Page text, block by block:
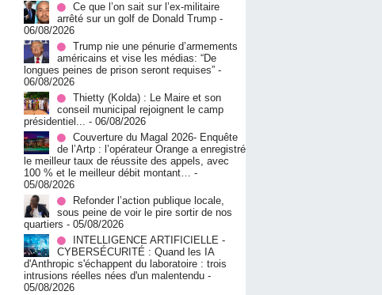
Ce que l’on sait sur l’ex-militaire
arrêté sur un golf de Donald Trump -
06/08/2026
Trump nie une pénurie d’armements
américains et vise les médias: “De
longues peines de prison seront requises” -
06/08/2026
‎Thietty (Kolda) : Le Maire et son
conseil municipal rejoignent le camp
présidentiel... - 06/08/2026
Couverture du Magal 2026- Enquête
de l’Artp : l’opérateur Orange a enregistré
le meilleur taux de réussite des appels, avec
100 % et le meilleur débit montant… -
05/08/2026
Refonder l’action publique locale,
sous peine de voir le pire sortir de nos
quartiers - 05/08/2026
INTELLIGENCE ARTIFICIELLE -
CYBERSÉCURITÉ : Quand les IA
d'Anthropic s'échappent du laboratoire : trois
intrusions réelles nées d'un malentendu -
05/08/2026